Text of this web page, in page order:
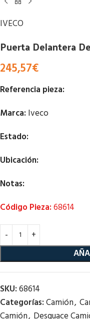
IVECO
Puerta Delantera
245,57€
Referencia pieza:
Marca: Iveco
Estado:
Ubicación:
Notas:
Código Pieza:68614
SKU:68614
Categorías:Camión,
Camión, Desguace